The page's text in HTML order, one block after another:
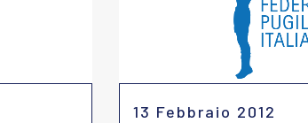
13 Febbraio 2012